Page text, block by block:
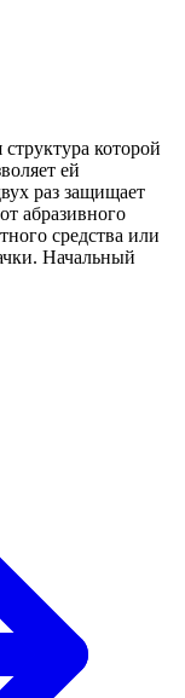
которой
ей
раз защищает
абразивного
средства или
Начальный